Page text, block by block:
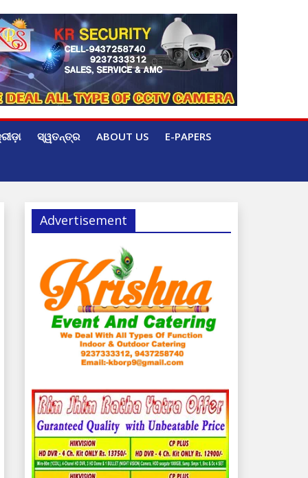
ସ୍ୱତନ୍ତ୍ର ABOUT US E-PAPERS
Advertisement